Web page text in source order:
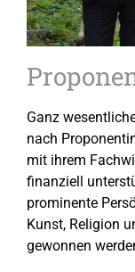
Ganz
nach
mit ihrem
finanziell
prominente
Kunst, Religion
gewonnen